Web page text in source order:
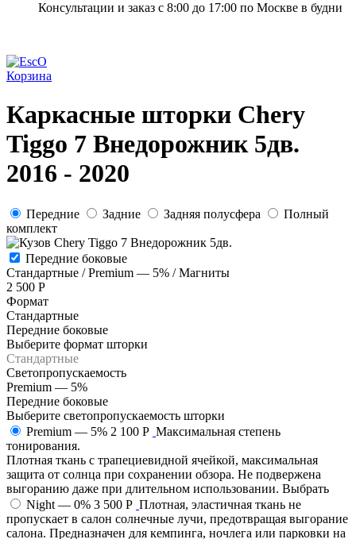
Консультации и заказ с 8:00 до 17:00 по Москве в будни
Корзина
Каркасные шторки Chery
Tiggo 7 Внедорожник 5дв.
2016 - 2020
Передние Задние Задняя полусфера
Полный
комплект
Передние боковые
Стандартные / Premium — 5% / Магниты
2 500 Р
Формат
Стандартные
Передние боковые
Выберите формат шторки
Стандартные
Светопропускаемость
Premium — 5%
Передние боковые
Выберите светопропускаемость шторки
Premium — 5% 2 100 Р Максимальная степень
тонирования.
Плотная ткань с трапециевидной ячейкой, максимальная
защита от солнца при сохранении обзора. Не подвержена
выгоранию даже при длительном использовании. Выбрать
Night — 0% 3 500 Р Плотная, эластичная ткань не
пропускает в салон солнечные лучи, предотвращая выгорание
салона. Предназначен для кемпинга, ночлега или парковки на